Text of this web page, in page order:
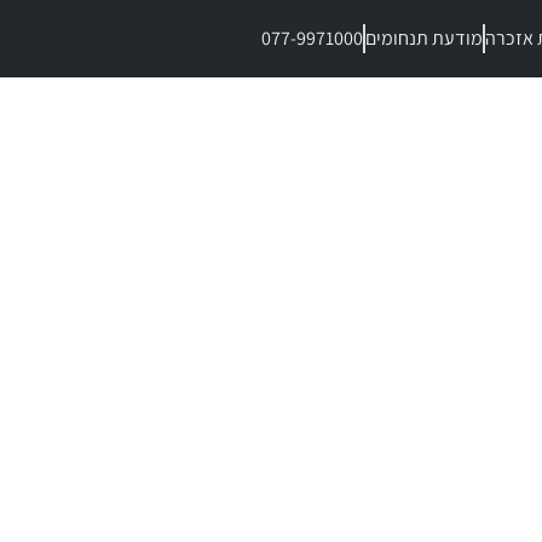
אזכרהמודעת תנחומים077-9971000